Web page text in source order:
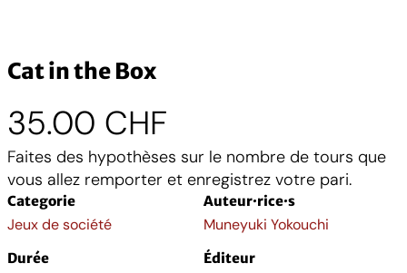
Cat in the Box
35.00 CHF
Faites des hypothèses sur le nombre de tours que
vous allez remporter et enregistrez votre pari.
Categorie
Jeux de société
Auteur·rice·s
Muneyuki Yokouchi
Durée Éditeur